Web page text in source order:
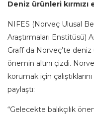
Deniz ürünleri
NIFES (Norveç Ulusal
Araştırmaları Enstitüsü)
Graff da Norveç’te
önemin altını çizdi.
korumak için
paylaştı:
“Gelecekte balıkçılık